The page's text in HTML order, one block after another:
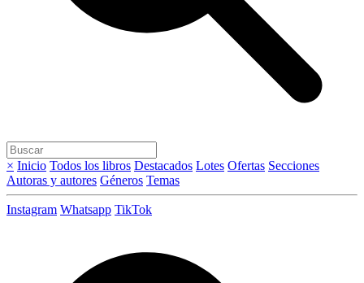
× Inicio Todos los libros Destacados Lotes Ofertas Secciones
Autoras y autores Géneros Temas
Instagram Whatsapp TikTok